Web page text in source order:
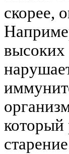
скорее,
высоких
который